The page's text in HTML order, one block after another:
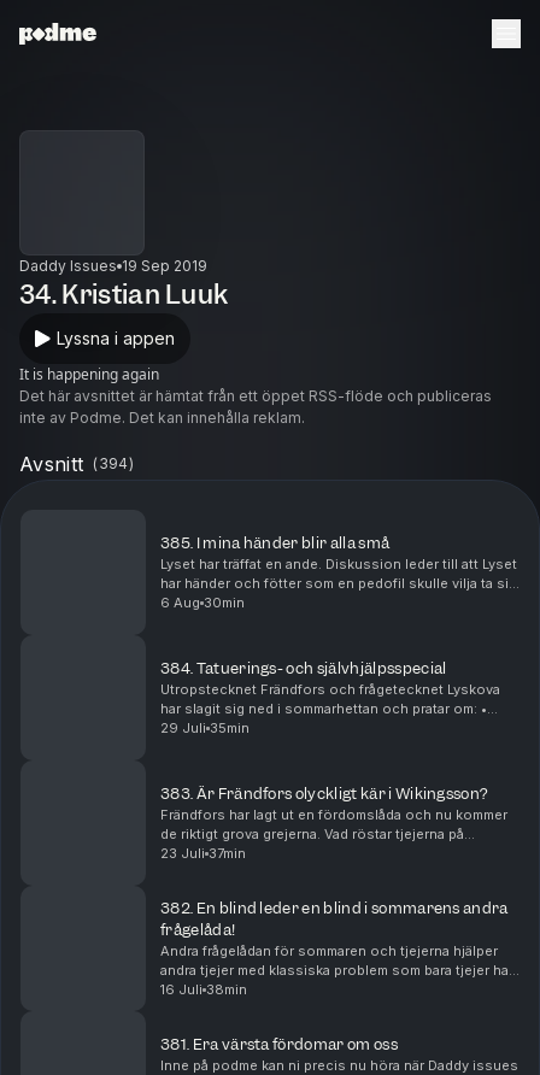
Daddy Issues 19 Sep 2019
34. Kristian Luuk
Lyssna i appen
It is happening again
Det här avsnittet är hämtat från ett öppet RSS-flöde och publiceras
inte av Podme. Det kan innehålla reklam.
Avsnitt (394)
385. I mina händer blir alla små
Lyset har träffat en ande. Diskussion leder till att Lyset
har händer och fötter som en pedofil skulle vilja ta sig
an. Det ter sig att Frändfors har det motsatta. Lyset
6 Aug 30min
384. Tatuerings- och självhjälpsspecial
Utropstecknet Frändfors och frågetecknet Lyskova
har slagit sig ned i sommarhettan och pratar om: •⁠
⁠Frändfors alla sina tatueringar •⁠ ⁠Lysets sug efter
29 Juli 35min
383. Är Frändfors olyckligt kär i Wikingsson?
Frändfors har lagt ut en fördomslåda och nu kommer
de riktigt grova grejerna. Vad röstar tjejerna på
EGENTLIGEN? Har lyset BH på sig under sex och
23 Juli 37min
382. En blind leder en blind i sommarens andra
frågelåda!
Andra frågelådan för sommaren och tjejerna hjälper
andra tjejer med klassiska problem som bara tjejer har:
hur kysser man med kort tunga? Har tjejerna smakat på
16 Juli 38min
381. Era värsta fördomar om oss
Inne på podme kan ni precis nu höra när Daddy issues